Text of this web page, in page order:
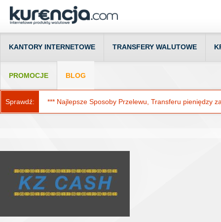
KANTORY INTERNETOWE TRANSFERY WALUTOWE
PROMOCJE BLOG
Sprawdź: *** Najlepsze Sposoby Przelewu, Transferu pieniędzy